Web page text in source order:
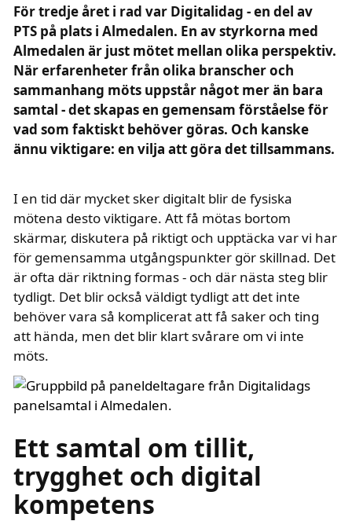
ingresstext
För tredje året i rad var Digitalidag - en del av
PTS på plats i Almedalen. En av styrkorna med
Almedalen är just mötet mellan olika perspektiv.
När erfarenheter från olika branscher och
sammanhang möts uppstår något mer än bara
samtal - det skapas en gemensam förståelse för
vad som faktiskt behöver göras. Och kanske
ännu viktigare: en vilja att göra det tillsammans.
I en tid där mycket sker digitalt blir de fysiska
mötena desto viktigare. Att få mötas bortom
skärmar, diskutera på riktigt och upptäcka var vi har
för gemensamma utgångspunkter gör skillnad. Det
är ofta där riktning formas - och där nästa steg blir
tydligt. Det blir också väldigt tydligt att det inte
behöver vara så komplicerat att få saker och ting
att hända, men det blir klart svårare om vi inte
möts.
text i fetstil
Ett samtal om tillit,
trygghet och digital
kompetens